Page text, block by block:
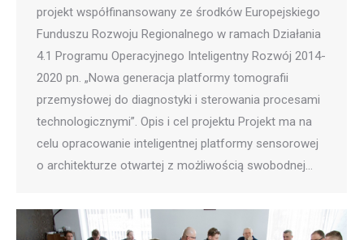
projekt współfinansowany ze środków Europejskiego
Funduszu Rozwoju Regionalnego w ramach Działania
4.1 Programu Operacyjnego Inteligentny Rozwój 2014-
2020 pn. „Nowa generacja platformy tomografii
przemysłowej do diagnostyki i sterowania procesami
technologicznymi”. Opis i cel projektu Projekt ma na
celu opracowanie inteligentnej platformy sensorowej
o architekturze otwartej z możliwością swobodnej…